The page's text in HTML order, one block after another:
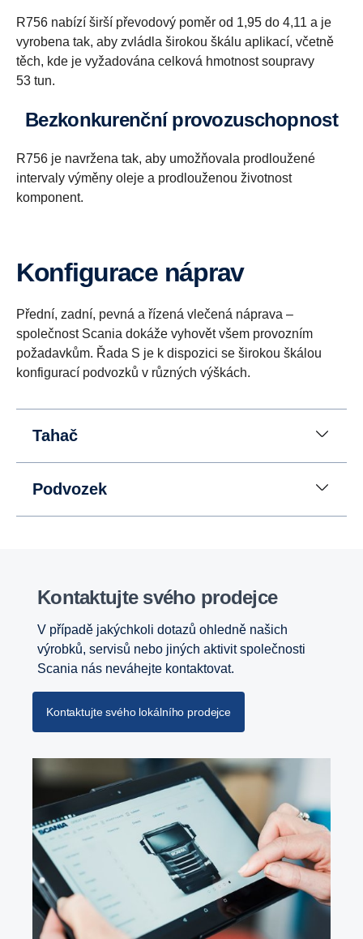
R756 nabízí širší převodový poměr od 1,95 do 4,11 a je
vyrobena tak, aby zvládla širokou škálu aplikací, včetně
těch, kde je vyžadována celková hmotnost soupravy
53 tun.
Bezkonkurenční provozuschopnost
R756 je navržena tak, aby umožňovala prodloužené
intervaly výměny oleje a prodlouženou životnost
komponent.
Konfigurace náprav
Přední, zadní, pevná a řízená vlečená náprava –
společnost Scania dokáže vyhovět všem provozním
požadavkům. Řada S je k dispozici se širokou škálou
konfigurací podvozků v různých výškách.
Tahač
Podvozek
Kontaktujte svého prodejce
V případě jakýchkoli dotazů ohledně našich
výrobků, servisů nebo jiných aktivit společnosti
Scania nás neváhejte kontaktovat.
Kontaktujte svého lokálního prodejce